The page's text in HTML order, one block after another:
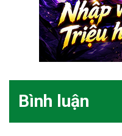
Bình luận